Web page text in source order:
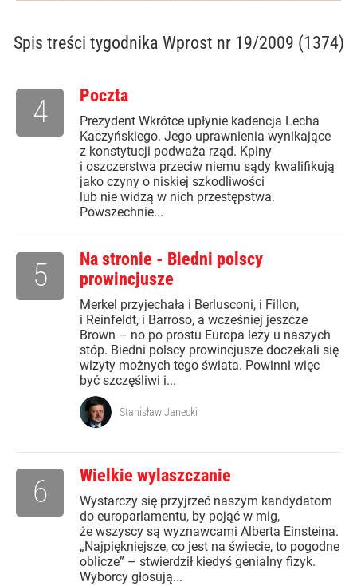
Spis treści tygodnika Wprost nr 19/2009 (1374)
Poczta
Prezydent Wkrótce upłynie kadencja Lecha
Kaczyńskiego. Jego uprawnienia wynikające
z konstytucji podważa rząd. Kpiny
i oszczerstwa przeciw niemu sądy kwalifikują
jako czyny o niskiej szkodliwości
lub nie widzą w nich przestępstwa.
Powszechnie...
4
Na stronie - Biedni polscy
prowincjusze
Merkel przyjechała i Berlusconi, i Fillon,
i Reinfeldt, i Barroso, a wcześniej jeszcze
Brown – no po prostu Europa leży u naszych
stóp. Biedni polscy prowincjusze doczekali się
wizyty możnych tego świata. Powinni więc
być szczęśliwi i...
5
Stanisław Janecki
Wielkie wylaszczanie
Wystarczy się przyjrzeć naszym kandydatom
do europarlamentu, by pojąć w mig,
że wszyscy są wyznawcami Alberta Einsteina.
„Najpiękniejsze, co jest na świecie, to pogodne
oblicze” – stwierdził kiedyś genialny fizyk.
Wyborcy głosują...
6